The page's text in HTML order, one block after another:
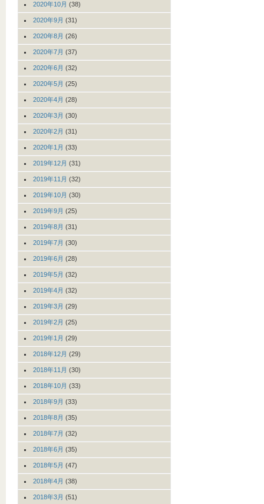
2020年10月 (38)
2020年9月 (31)
2020年8月 (26)
2020年7月 (37)
2020年6月 (32)
2020年5月 (25)
2020年4月 (28)
2020年3月 (30)
2020年2月 (31)
2020年1月 (33)
2019年12月 (31)
2019年11月 (32)
2019年10月 (30)
2019年9月 (25)
2019年8月 (31)
2019年7月 (30)
2019年6月 (28)
2019年5月 (32)
2019年4月 (32)
2019年3月 (29)
2019年2月 (25)
2019年1月 (29)
2018年12月 (29)
2018年11月 (30)
2018年10月 (33)
2018年9月 (33)
2018年8月 (35)
2018年7月 (32)
2018年6月 (35)
2018年5月 (47)
2018年4月 (38)
2018年3月 (51)